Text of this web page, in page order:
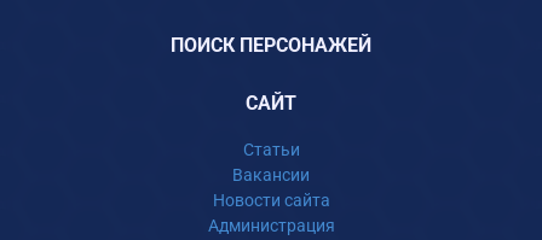
ПОИСК ПЕРСОНАЖЕЙ
САЙТ
Статьи
Вакансии
Новости сайта
Администрация